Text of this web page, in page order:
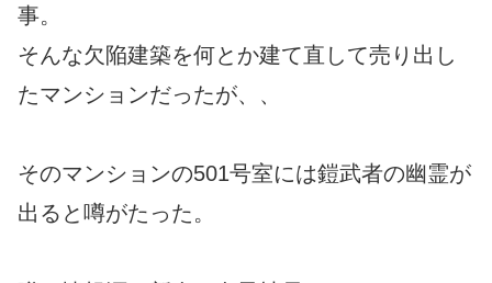
事。
そんな欠陥建築を何とか建て直して売り出し
たマンションだったが、、
そのマンションの501号室には鎧武者の幽霊が
出ると噂がたった。